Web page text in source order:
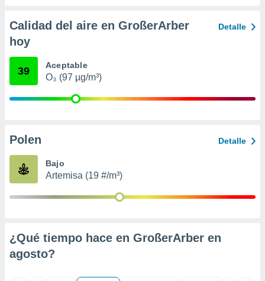
e
publicidad
1199
Calidad del aire en GroßerArber
hoy
Detalle
39 Aceptable
O₃ (97 µg/m³)
Polen Detalle
Bajo
Artemisa (19 #/m³)
¿Qué tiempo hace en GroßerArber en
agosto?